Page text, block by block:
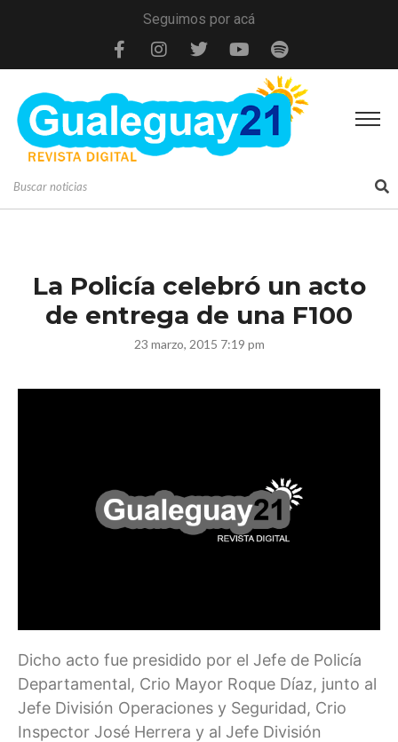
Seguimos por acá
La Policía celebró un acto
de entrega de una F100
23 marzo, 2015 7:19 pm
Dicho acto fue presidido por el Jefe de Policía
Departamental, Crio Mayor Roque Díaz, junto al
Jefe División Operaciones y Seguridad, Crio
Inspector José Herrera y al Jefe División